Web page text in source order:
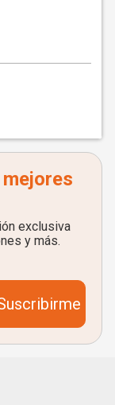
exclusiva
y más.